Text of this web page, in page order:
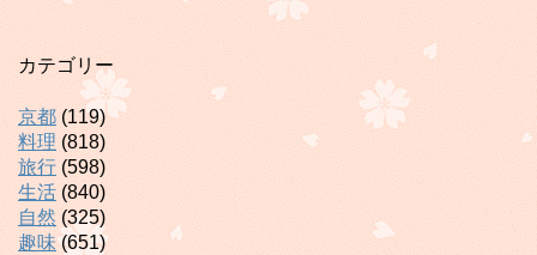
カテゴリー
京都 (119)
料理 (818)
旅行 (598)
生活 (840)
自然 (325)
趣味(651)